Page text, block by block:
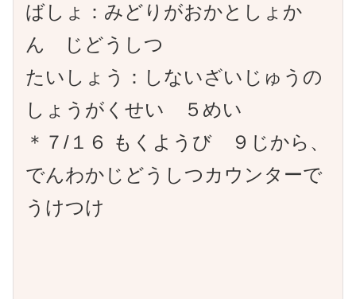
ばしょ：みどりがおかとしょか
ん じどうしつ
たいしょう：しないざいじゅうの
しょうがくせい ５めい
＊７/１６ もくようび ９じから、
でんわかじどうしつカウンターで
うけつけ